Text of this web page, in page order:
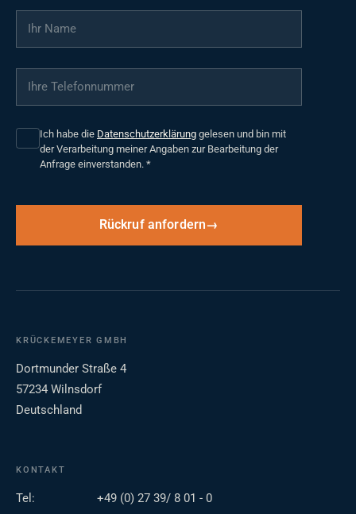
Ihr Name
Ihre Telefonnummer
Ich habe die Datenschutzerklärung gelesen und bin mit
der Verarbeitung meiner Angaben zur Bearbeitung der
Anfrage einverstanden. *
Rückruf anfordern
KRÜCKEMEYER GMBH
Dortmunder Straße 4
57234 Wilnsdorf
Deutschland
KONTAKT
Tel:
+49 (0) 27 39/ 8 01 - 0